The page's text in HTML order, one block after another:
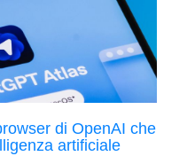
di OpenAI che
artificiale